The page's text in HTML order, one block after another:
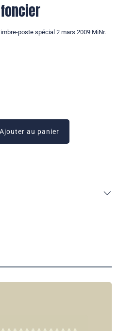
poste spécial 2 mars 2009 MiNr.
Ajouter au panier